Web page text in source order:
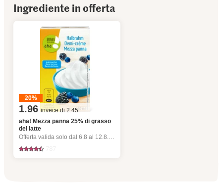
Ingrediente in offerta
20%
1.96 invece di 2.45
aha! Mezza panna 25% di grasso
del latte
Offerta valida solo dal 6.8 al 12.8.2026, fino a esaurimento dello stock.